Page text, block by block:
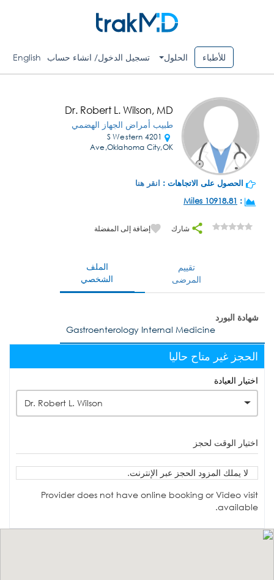
للأطباء الحلول تسجيل الدخول/ انشاء حساب English
Dr. Robert L. Wilson, MD
طبيب أمراض الجهاز الهضمي
4201 S Western
Ave,Oklahoma City,OK
الحصول على الاتجاهات : انقر هنا
:
10918.81 Miles
شارك إضافة إلى المفضلة
الملف
الشخصي
تقييم
المرضى
شهادة البورد
Gastroenterology Internal Medicine
الحجز غير متاح حاليا
اختيار العيادة
Dr. Robert L. Wilson
اختيار الوقت لحجز
لا يملك المزود الحجز عبر الإنترنت.
Provider does not have online booking or Video visit
available.